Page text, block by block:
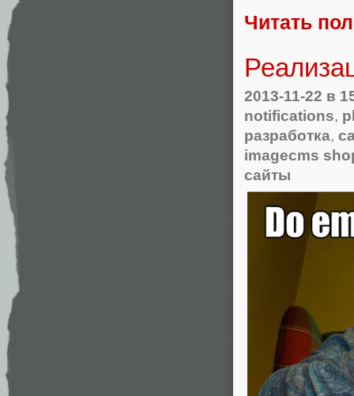
Читать
2013-11-22 в
notifications,
разработка,
imagecms
сайты